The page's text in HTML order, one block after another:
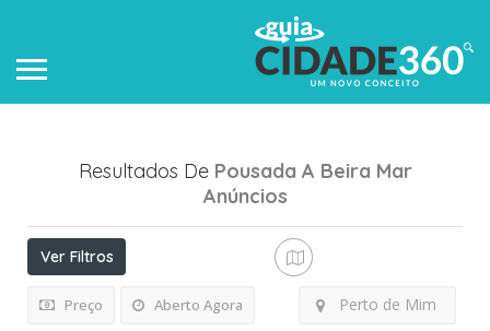
Resultados De Pousada A Beira Mar
Anúncios
Ver Filtros
Preço Aberto Agora Perto de Mim